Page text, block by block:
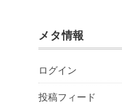
メタ情報
ログイン
投稿フィード